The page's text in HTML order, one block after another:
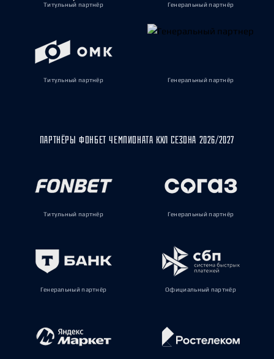
Титульный партнёр Генеральный партнёр
Титульный партнёр Генеральный партнёр
ПАРТНЁРЫ ФОНБЕТ ЧЕМПИОНАТА КХЛ СЕЗОНА 2026/2027
Титульный партнёр Генеральный партнёр
Генеральный партнёр Официальный партнёр